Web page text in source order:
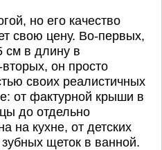
но его качество
свою цену. Во-первых,
см в длину в
он просто
своих реалистичных
от фактурной крыши в
до отдельно
на кухне, от детских
щеток в ванной.